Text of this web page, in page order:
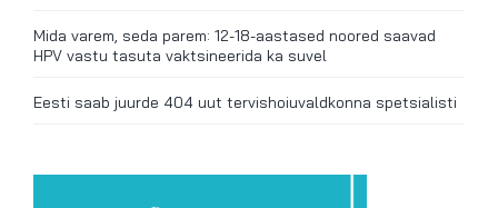
Mida varem, seda parem: 12-18-aastased noored saavad
HPV vastu tasuta vaktsineerida ka suvel
Eesti saab juurde 404 uut tervishoiuvaldkonna spetsialisti